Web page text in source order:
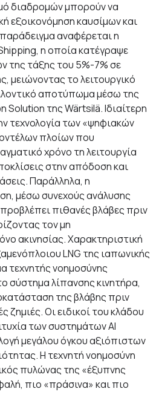
διαδρομών μπορούν να
εξοικονόμηση καυσίμων και
αναφέρεται η
η οποία κατέγραψε
της τάξης του 5%-7% σε
μειώνοντας το λειτουργικό
αποτύπωμα μέσω της
της Wärtsilä. Ιδιαίτερη
τεχνολογία των «ψηφιακών
πλοίων που
χρόνο τη λειτουργία
στην απόδοση και
Παράλληλα, η
μέσω συνεχούς ανάλυσης
πιθανές βλάβες πριν
τον μη
ακινησίας. Χαρακτηριστική
LNG της ιαπωνικής
τεχνητής νοημοσύνης
σύστημα λίπανσης κινητήρα,
της βλάβης πριν
Οι ειδικοί του κλάδου
των συστημάτων AI
μεγάλου όγκου αξιόπιστων
Η τεχνητή νοημοσύνη
πυλώνας της «έξυπνης
πιο «πράσινα» και πιο